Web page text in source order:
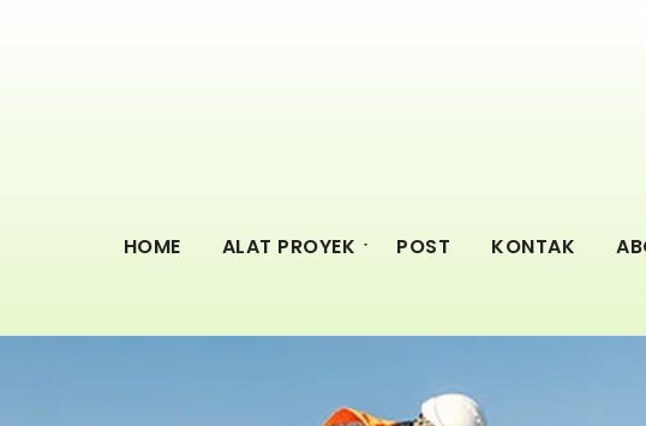
HOME ALAT PROYEK POST KONTAK